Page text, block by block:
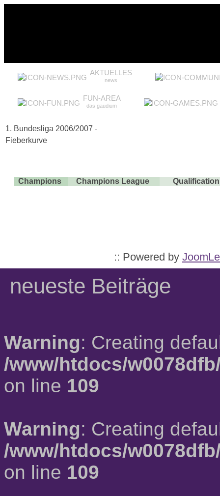
AKTUELLES
news
FUN-AREA
das gaudium
1. Bundesliga 2006/2007 -
Fieberkurve
Champions Champions League
:: Powered by
neueste Beiträge
Warning: Creating
/www/htdocs/
on line 109
Warning: Creating
/www/htdocs/
on line 109